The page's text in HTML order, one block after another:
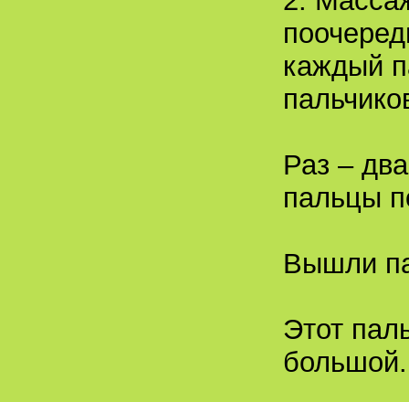
каждый
Раз –
пальцы
Вышли
Этот
большой.